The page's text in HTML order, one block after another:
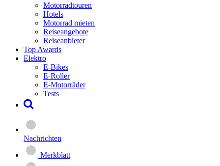
Motorradtouren
Hotels
Motorrad mieten
Reiseangebote
Reiseanbieter
Top Awards
Elektro
E-Bikes
E-Roller
E-Motorräder
Tests
Nachrichten
Merkblatt